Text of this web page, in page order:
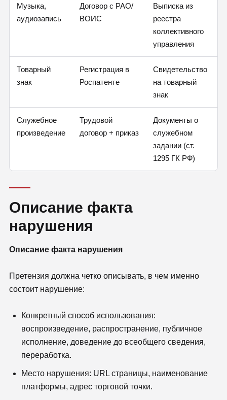
Музыка,
аудиозапись
Договор с РАО/
ВОИС
Выписка из
реестра
коллективного
управления
Товарный
знак
Регистрация в
Роспатенте
Свидетельство
на товарный
знак
Служебное
произведение
Трудовой
договор + приказ
Документы о
служебном
задании (ст.
1295 ГК РФ)
Описание факта
нарушения
Описание факта нарушения
Претензия должна четко описывать, в чем именно
состоит нарушение:
Конкретный способ использования:
воспроизведение, распространение, публичное
исполнение, доведение до всеобщего сведения,
переработка.
Место нарушения: URL страницы, наименование
платформы, адрес торговой точки.